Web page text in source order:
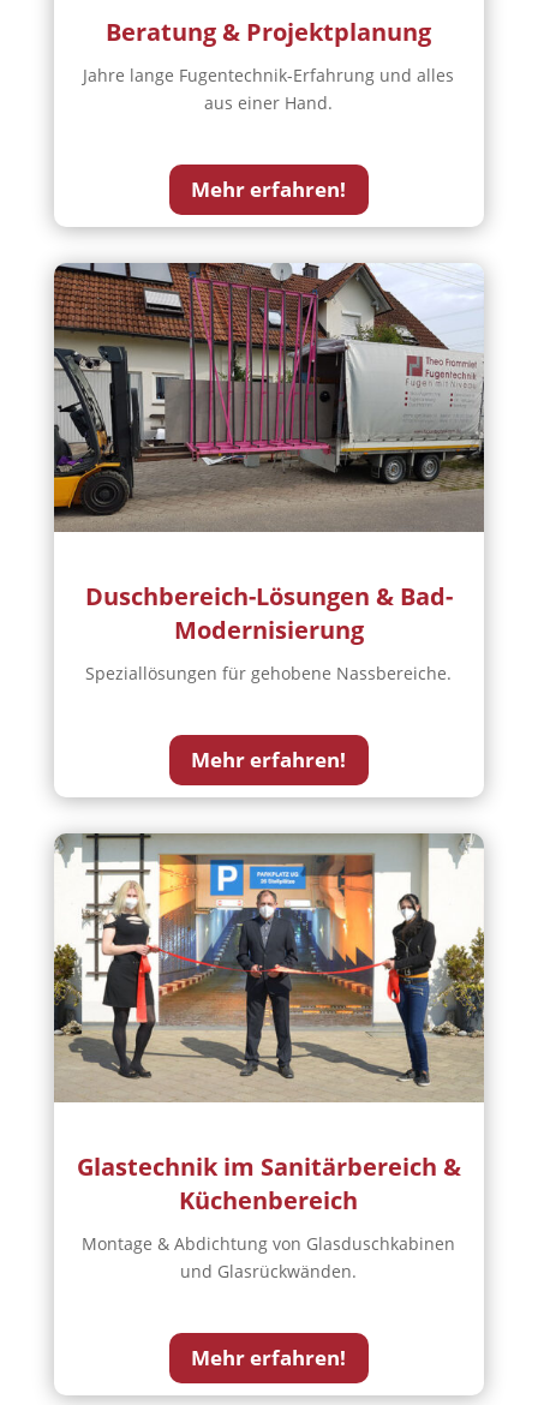
Beratung & Projektplanung
Jahre lange Fugentechnik-Erfahrung und alles
aus einer Hand.
Mehr erfahren!
Duschbereich-Lösungen & Bad-
Modernisierung
Speziallösungen für gehobene Nassbereiche.
Mehr erfahren!
Glastechnik im Sanitärbereich &
Küchenbereich
Montage & Abdichtung von Glasduschkabinen
und Glasrückwänden.
Mehr erfahren!